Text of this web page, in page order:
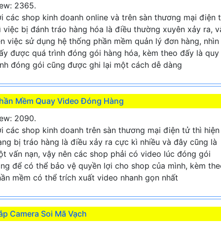
2365.
các shop kinh doanh online và trên sàn thương mại điện
việc bị đánh tráo hàng hóa là điều thường xuyên xảy ra,
việc sử dụng hệ thống phần mềm quản lý đơn hàng, nhìn
được quá trình đóng gói hàng hóa, kèm theo đấy là quy
đóng gói cũng được ghi lại một cách dễ dàng
Mềm Quay Video Đóng Hàng
2090.
các shop kinh doanh trên sàn thương mại điện tử thì hiện
bị tráo hàng là điều xảy ra cực kì nhiều và đây cũng là
vấn nạn, vậy nên các shop phải có video lúc đóng gói
để có thể bảo vệ quyền lợi cho shop của mình, kèm
mềm có thể trích xuất video nhanh gọn nhất
Camera Soi Mã Vạch